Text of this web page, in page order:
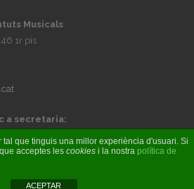
Musicals
1r pis
a secretaria:
de 17h a 20h
Musicals 2017 - Fet per
tal que tinguis una millor experiència d'usuari. Si
acceptes les cookies i la nostra política de
ACEPTAR